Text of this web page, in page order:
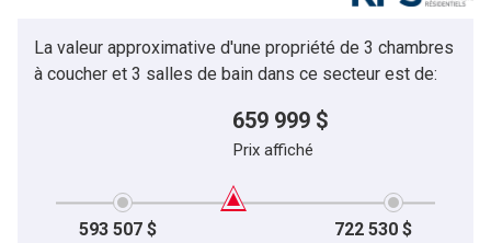
La valeur approximative d'une propriété de 3 chambres
à coucher et 3 salles de bain dans ce secteur est de:
659 999 $
Prix affiché
593 507 $ 722 530 $